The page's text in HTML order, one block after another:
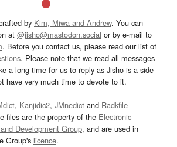
by Kim, Miwa and Andrew. You can
at @jisho@mastodon.social or by e-mail to
. Before you contact us, please read our list of
. Please note that we read all messages
a long time for us to reply as Jisho is a side
have very much time to devote to it.
, Kanjidic2, JMnedict and Radkfile
files are the property of the Electronic
Development Group, and are used in
Group's licence.